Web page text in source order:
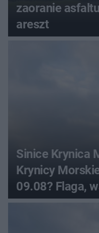
zaoranie
areszt
Sinice Krynica
Krynicy
09.08? Flaga,